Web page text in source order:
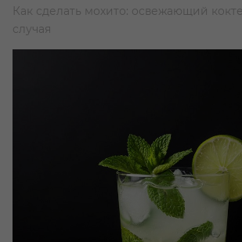
Как сделать мохито: освежающий
случая